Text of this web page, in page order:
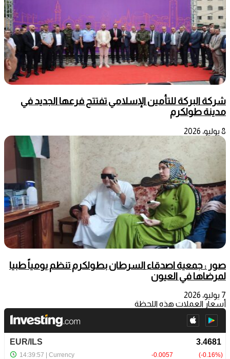
شركة البركة للتأمين الإسلامي تفتتح فرعها الجديد في
مدينة طولكرم
8 يوليو، 2026
صور : جمعية اصدقاء السرطان بطولكرم تنظم يومياً طبيا
لمرضاها في العيون
7 يوليو، 2026
أسعار العملات هذه اللحظة